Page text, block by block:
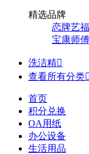
精选品牌
恋牌艺
宝康师傅
洗洁精
查看所有分类
首页
积分兑换
OA用纸
办公设备
生活用品